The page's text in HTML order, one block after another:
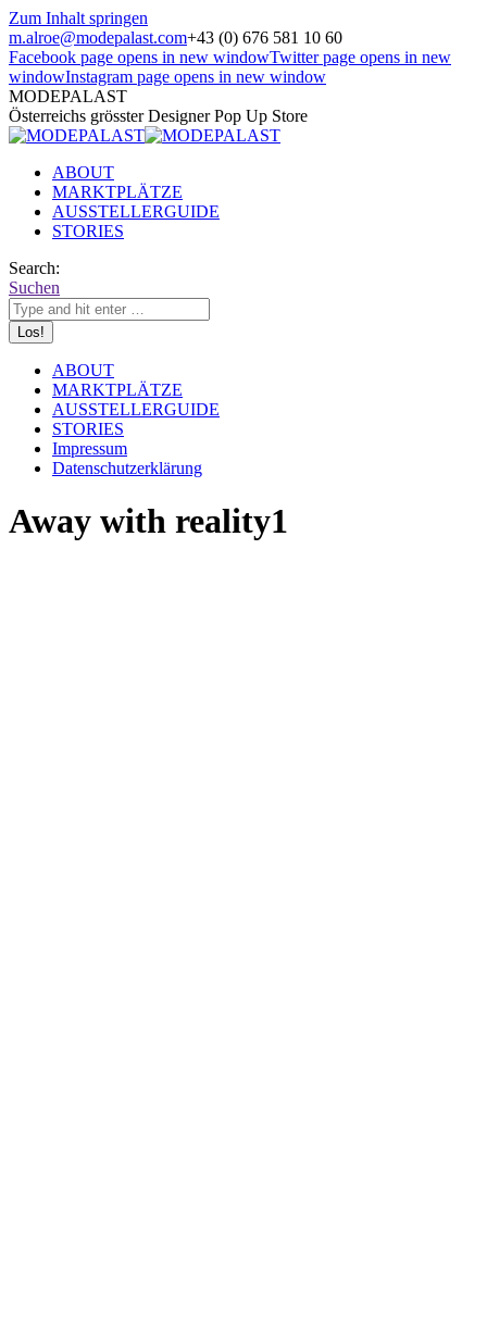
Zum Inhalt springen
m.alroe@modepalast.com+43 (0) 676 581 10 60
Facebook page opens in new windowTwitter page opens in new
windowInstagram page opens in new window
MODEPALAST
Österreichs grösster Designer Pop Up Store
ABOUT
MARKTPLÄTZE
AUSSTELLERGUIDE
STORIES
Search:
Suchen
ABOUT
MARKTPLÄTZE
AUSSTELLERGUIDE
STORIES
Impressum
Datenschutzerklärung
Away with reality1